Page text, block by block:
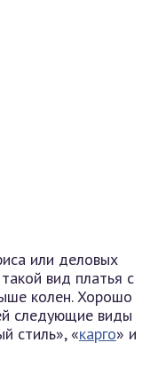
или деловых
вид платья с
колен. Хорошо
следующие виды
стиль», «карго» и